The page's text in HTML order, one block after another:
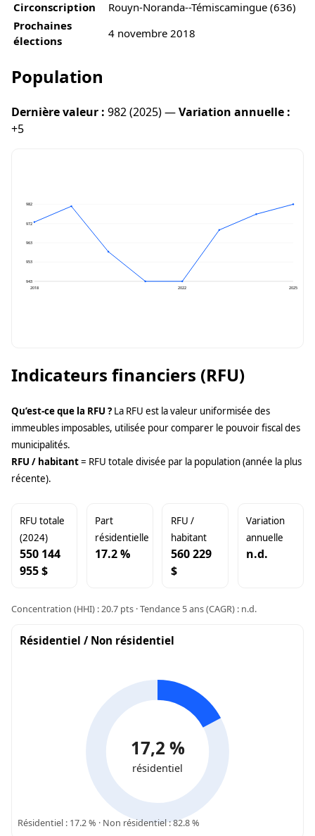
Circonscription
Rouyn-Noranda--Témiscamingue (636)
Prochaines
élections
4 novembre 2018
Population
Dernière valeur : 982 (2025) —Variation annuelle :
+5
982
972
963
953
943
2018
2022 2025
Indicateurs financiers (RFU)
Qu’est-ce que la RFU ? La RFU est la valeur uniformisée des
immeubles imposables, utilisée pour comparer le pouvoir fiscal des
municipalités.
RFU / habitant= RFU totale divisée par la population (année la plus
récente).
RFU totale
(2024)
550 144
955 $
Part
résidentielle
17.2 %
RFU /
habitant
560 229
$
Variation
annuelle
n.d.
Concentration (HHI) : 20.7 pts · Tendance 5 ans (CAGR) : n.d.
Résidentiel / Non résidentiel
17,2 %
résidentiel
Résidentiel : 17.2 % · Non résidentiel : 82.8 %